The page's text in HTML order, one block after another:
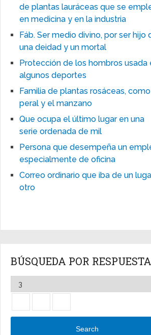
de plantas lauráceas que se
en medicina y en la industria
Fáb. Ser medio divino, por ser hijo
una deidad y un mortal
Protección de los hombros usada
algunos deportes
Familia de plantas rosáceas,
peral y el manzano
Que ocupa el último lugar en una
serie ordenada de mil
Persona que desempeña un
especialmente de oficina
Correo ordinario que iba de un
otro
BÚSQUEDA POR
Search